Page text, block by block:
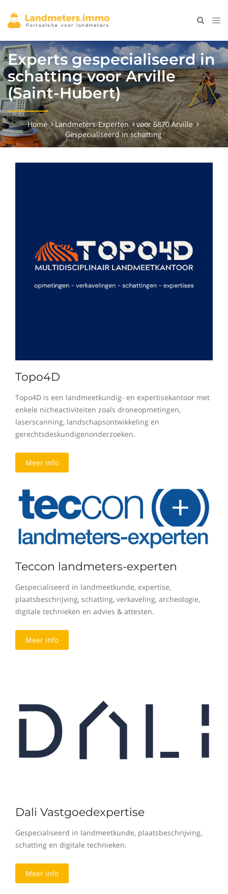
Experts gespecialiseerd in
schatting voor Arville
(Saint-Hubert)
Home Landmeters-Experten
voor 6870 Arville
Gespecialiseerd in schatting
Topo4D
Topo4D is een landmeetkundig- en expertisekantoor met
enkele nicheactiviteiten zoals droneopmetingen,
laserscanning, landschapsontwikkeling en
gerechtsdeskundigenonderzoeken.
Meer info
Teccon landmeters-experten
Gespecialiseerd in landmeetkunde, expertise,
plaatsbeschrijving, schatting, verkaveling, archeologie,
digitale technieken en advies & attesten.
Meer info
Dali Vastgoedexpertise
Gespecialiseerd in landmeetkunde, plaatsbeschrijving,
schatting en digitale technieken.
Meer info